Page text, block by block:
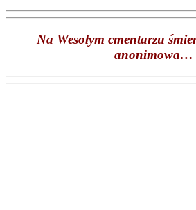
Na Wesołym cmentarzu
anonimowa…